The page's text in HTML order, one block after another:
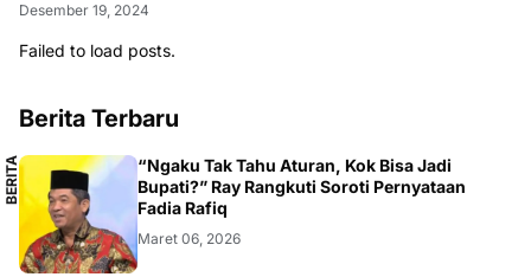
Desember 19, 2024
Failed to load posts.
Berita Terbaru
B
E
R
I
T
A
L
O
K
AL
“Ngaku Tak Tahu Aturan, Kok Bisa Jadi
Bupati?” Ray Rangkuti Soroti Pernyataan
Fadia Rafiq
Maret 06, 2026